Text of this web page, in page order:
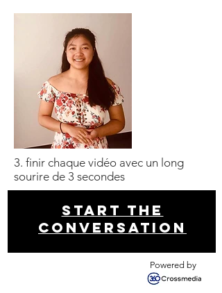
3. finir chaque vidéo avec un long
sourire de 3 secondes
Start THE
conversation
Powered by